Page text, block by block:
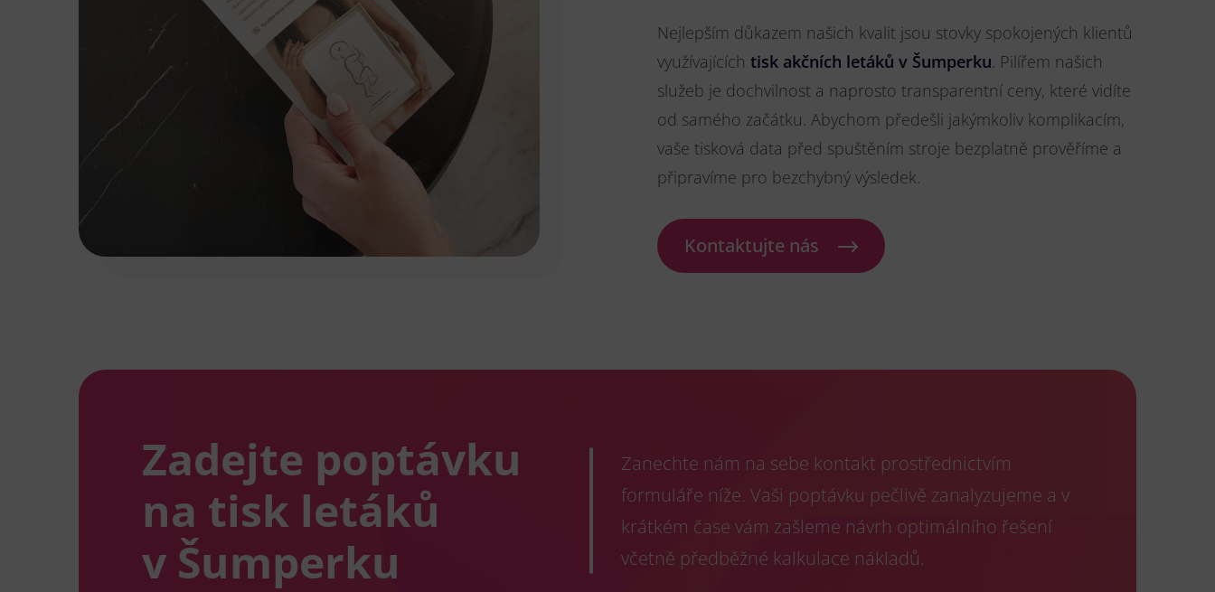
Nejlepším důkazem našich kvalit jsou stovky spokojených klientů
využívajících tisk akčních letáků v Šumperku. Pilířem našich
služeb je dochvilnost a naprosto transparentní ceny, které vidíte
od samého začátku. Abychom předešli jakýmkoliv komplikacím,
vaše tisková data před spuštěním stroje bezplatně prověříme a
připravíme pro bezchybný výsledek.
Kontaktujte nás
Zadejte poptávku
na tisk letáků
v Šumperku
Zanechte nám na sebe kontakt prostřednictvím
formuláře níže. Vaši poptávku pečlivě zanalyzujeme a v
krátkém čase vám zašleme návrh optimálního řešení
včetně předběžné kalkulace nákladů.